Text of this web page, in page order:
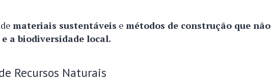
demateriais sustentáveis emétodos de construção que não
a biodiversidade local.
Recursos Naturais